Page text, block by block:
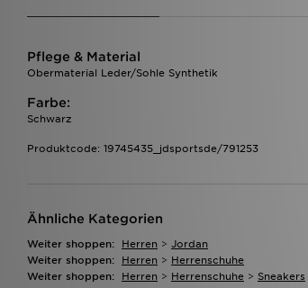
Pflege & Material
Obermaterial Leder/Sohle Synthetik
Farbe:
Schwarz
Produktcode: 19745435_jdsportsde/791253
Ähnliche Kategorien
Weiter shoppen: Herren > Jordan
Weiter shoppen:
Herren > Herrenschuhe
Weiter shoppen:
Herren > Herrenschuhe > Sneakers